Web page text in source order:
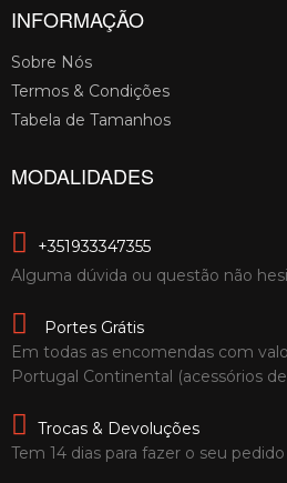
INFORMAÇÃO
Sobre Nós
Termos & Condições
Tabela de Tamanhos
MODALIDADES
+351933347355
Alguma dúvida ou questão não
Portes Grátis
Em todas as encomendas com
Portugal Continental (acessórios
Trocas & Devoluções
Tem 14 dias para fazer o seu